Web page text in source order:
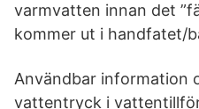
varmvatten innan det
kommer ut i handfatet/
Användbar information
vattentryck i